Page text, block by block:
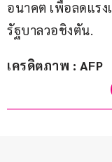
อนาคต เพื่อลดแร
รัฐบาลวอชิงตัน.
เครดิตภาพ : AFP